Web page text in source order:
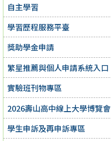
自主學習
學習歷程服務平臺
獎助學金申請
繁星推薦與個人申請系統入口
實驗班刊物專區
2026壽山高中線上大學博覽會
學生申訴及再申訴專區